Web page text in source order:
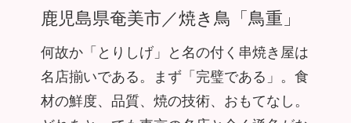
鹿児島県奄美市／焼き鳥「鳥重」
何故か「とりしげ」と名の付く串焼き屋は
名店揃いである。まず「完璧である」。食
材の鮮度、品質、焼の技術、おもてなし。